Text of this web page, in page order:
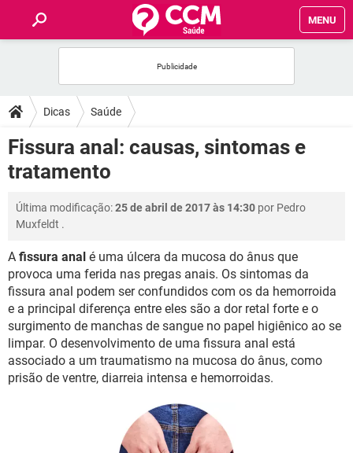
MENU
FÓRUM
SAÚDE
FAMÍLIA
NUTRIÇÃO
BEM-ESTAR
SEXUALIDADE
GLOSSÁRIO
Dicas Saúde
Fissura anal: causas, sintomas e
tratamento
Última modificação:25 de abril de 2017 às 14:30 por Pedro
Muxfeldt .
A fissura anal é uma úlcera da mucosa do ânus que
provoca uma ferida nas pregas anais. Os sintomas da
fissura anal podem ser confundidos com os da hemorroida
e a principal diferença entre eles são a dor retal forte e o
surgimento de manchas de sangue no papel higiênico ao se
limpar. O desenvolvimento de uma fissura anal está
associado a um traumatismo na mucosa do ânus, como
prisão de ventre, diarreia intensa e hemorroidas.